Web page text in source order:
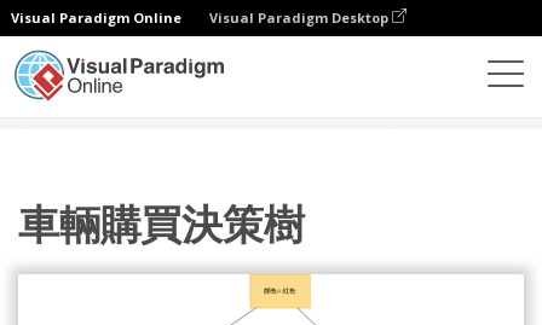
Visual Paradigm Online Visual Paradigm Desktop
車輛購買決策樹